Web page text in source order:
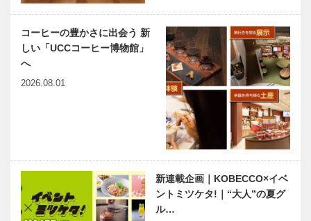
堂總本店
コーヒーの豊かさに出会う 新
しい「UCCコーヒー博物館」
へ
2026.08.01
新連載企画｜KOBECCO×イベ
ントミツケタ!｜“大人”の夏グ
ル…